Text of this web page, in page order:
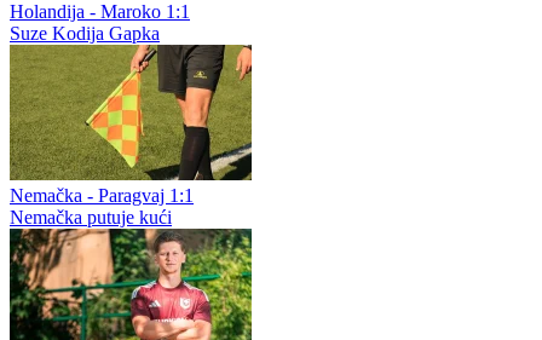
Holandija - Maroko 1:1
Suze Kodija Gapka
Nemačka - Paragvaj 1:1
Nemačka putuje kući